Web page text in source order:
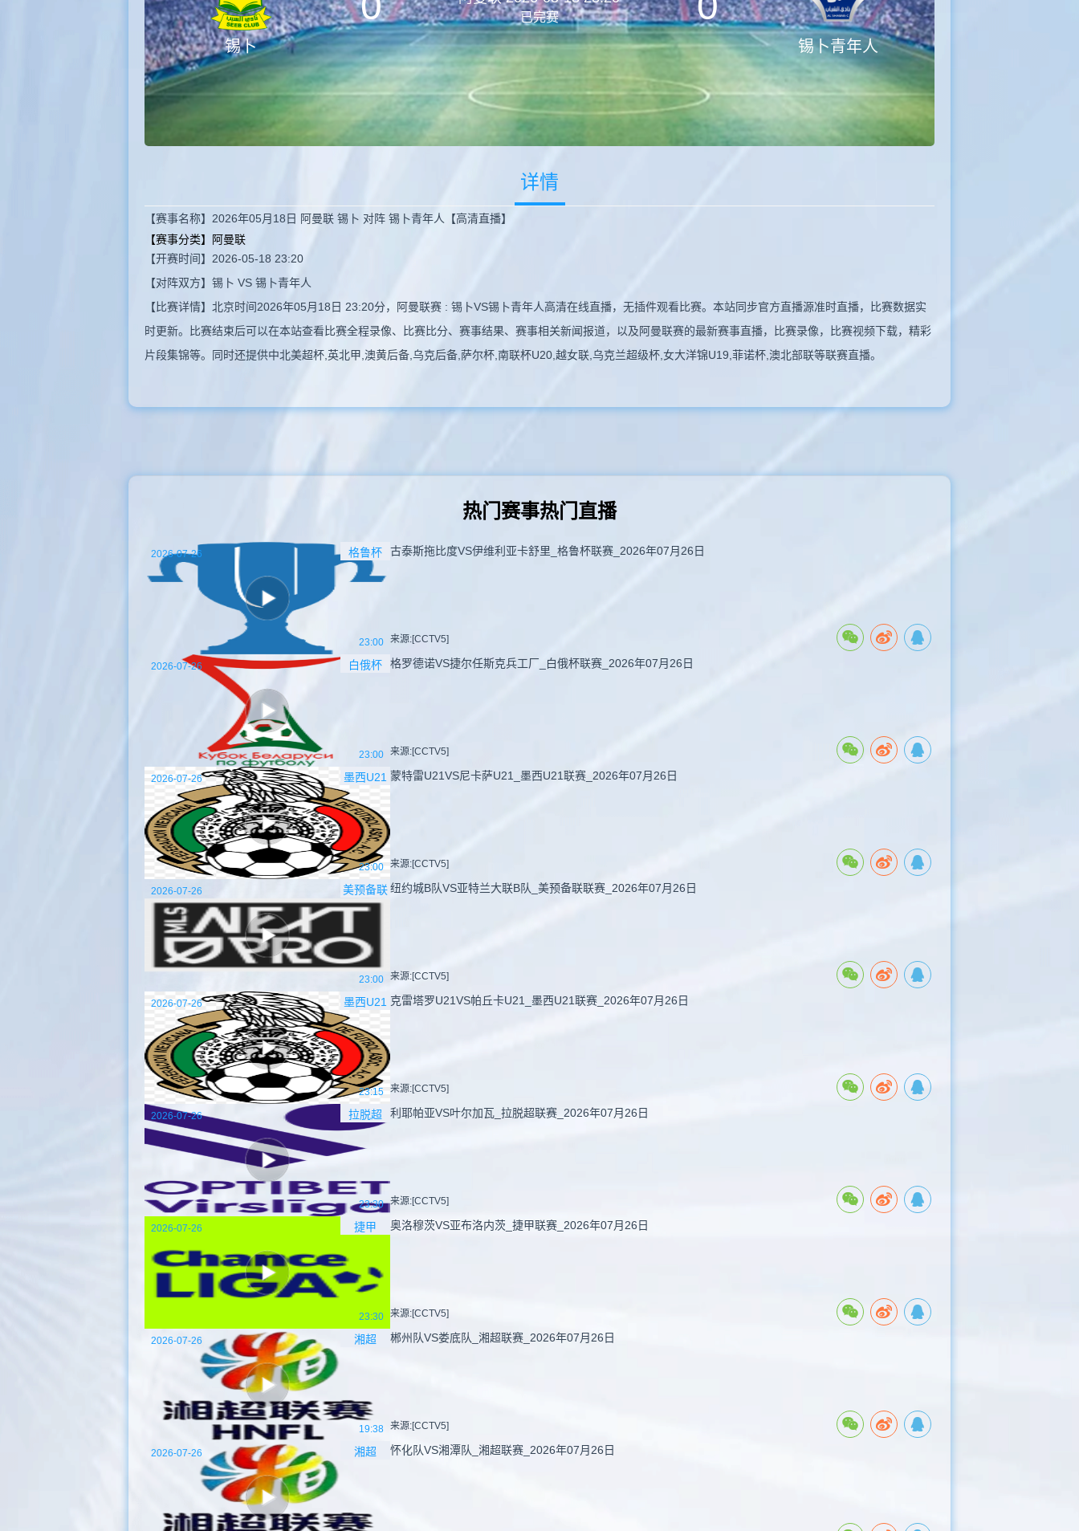
锡卜
已完赛
锡卜青年人
详情
【赛事名称】2026年05月18日 阿曼联 锡卜 对阵 锡卜青年人【高清直播】
【赛事分类】
阿曼联
【开赛时间】2026-05-18 23:20
【对阵双方】锡卜 VS 锡卜青年人
【比赛详情】北京时间2026年05月18日 23:20分，阿曼联赛 : 锡卜VS锡卜青年人高清在线直播，无插件观看比赛。本站同步官方直播源准时直播，比赛数据实
时更新。比赛结束后可以在本站查看比赛全程录像、比赛比分、赛事结果、赛事相关新闻报道，以及阿曼联赛的最新赛事直播，比赛录像，比赛视频下载，精彩
片段集锦等。同时还提供中北美超杯,英北甲,澳黄后备,乌克后备,萨尔杯,南联杯U20,越女联,乌克兰超级杯,女大洋锦U19,菲诺杯,澳北部联等联赛直播。
热门赛事热门直播
格鲁杯
23:00
2026-07-26 古泰斯拖比度VS伊维利亚卡舒里_格鲁杯联赛_2026年07月26日
来源:[CCTV5]
白俄杯
23:00
2026-07-26 格罗德诺VS捷尔任斯克兵工厂_白俄杯联赛_2026年07月26日
来源:[CCTV5]
墨西U21
23:00
2026-07-26 蒙特雷U21VS尼卡萨U21_墨西U21联赛_2026年07月26日
来源:[CCTV5]
美预备联
23:00
2026-07-26 纽约城B队VS亚特兰大联B队_美预备联联赛_2026年07月26日
来源:[CCTV5]
墨西U21
23:15
2026-07-26 克雷塔罗U21VS帕丘卡U21_墨西U21联赛_2026年07月26日
来源:[CCTV5]
拉脱超
23:30
2026-07-26 利耶帕亚VS叶尔加瓦_拉脱超联赛_2026年07月26日
来源:[CCTV5]
捷甲
23:30
2026-07-26 奥洛穆茨VS亚布洛内茨_捷甲联赛_2026年07月26日
来源:[CCTV5]
湘超
19:38
2026-07-26 郴州队VS娄底队_湘超联赛_2026年07月26日
来源:[CCTV5]
湘超
2026-07-26 怀化队VS湘潭队_湘超联赛_2026年07月26日